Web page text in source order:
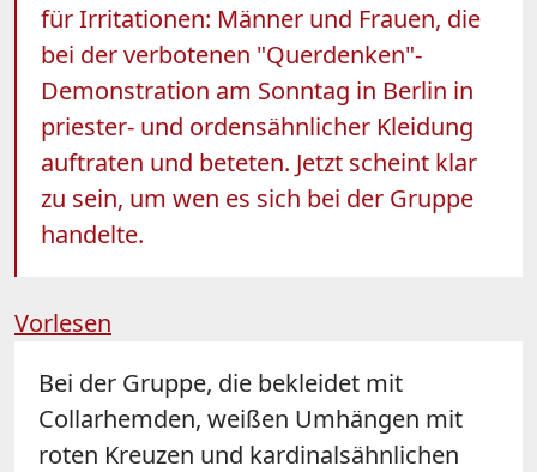
für Irritationen: Männer und Frauen, die
bei der verbotenen "Querdenken"-
Demonstration am Sonntag in Berlin in
priester- und ordensähnlicher Kleidung
auftraten und beteten. Jetzt scheint klar
zu sein, um wen es sich bei der Gruppe
handelte.
Vorlesen
Bei der Gruppe, die bekleidet mit
Collarhemden, weißen Umhängen mit
roten Kreuzen und kardinalsähnlichen